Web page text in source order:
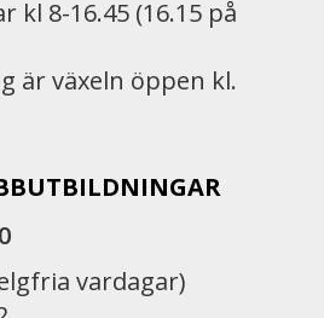
kl 8-16.45 (16.15 på
är växeln öppen kl.
vardagar)